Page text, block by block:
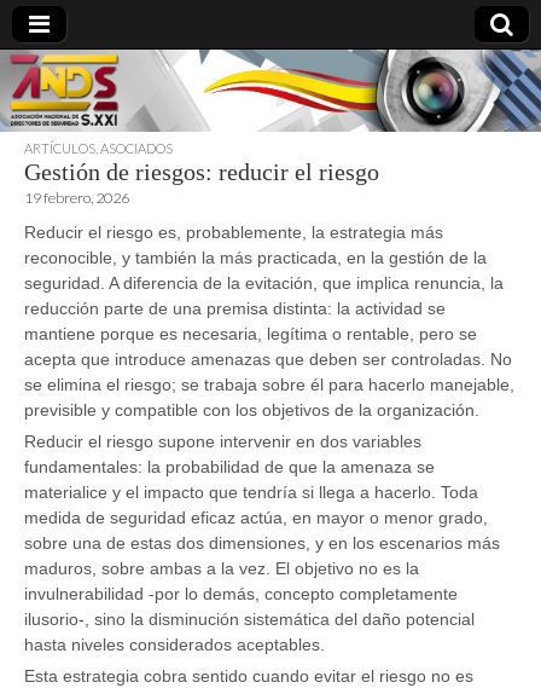
directoresdeseguridad.es
ARTÍCULOS ASOCIADOS
Gestión de riesgos: reducir el riesgo
19 febrero, 2026
Reducir el riesgo es, probablemente, la estrategia más
reconocible, y también la más practicada, en la gestión de la
seguridad. A diferencia de la evitación, que implica renuncia, la
reducción parte de una premisa distinta: la actividad se
mantiene porque es necesaria, legítima o rentable, pero se
acepta que introduce amenazas que deben ser controladas. No
se elimina el riesgo; se trabaja sobre él para hacerlo manejable,
previsible y compatible con los objetivos de la organización.
Reducir el riesgo supone intervenir en dos variables
fundamentales: la probabilidad de que la amenaza se
materialice y el impacto que tendría si llega a hacerlo. Toda
medida de seguridad eficaz actúa, en mayor o menor grado,
sobre una de estas dos dimensiones, y en los escenarios más
maduros, sobre ambas a la vez. El objetivo no es la
invulnerabilidad -por lo demás, concepto completamente
ilusorio-, sino la disminución sistemática del daño potencial
hasta niveles considerados aceptables.
Esta estrategia cobra sentido cuando evitar el riesgo no es